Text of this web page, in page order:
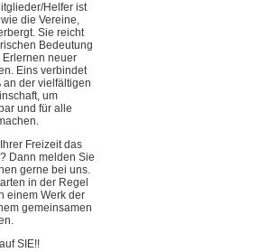
Helfer ist
die Vereine,
Sie reicht
Bedeutung
neuer
Eins verbindet
der vielfältigen
um
und für alle
Freizeit das
Dann melden Sie
gerne bei uns.
in der Regel
einem Werk der
gemeinsamen
SIE!!